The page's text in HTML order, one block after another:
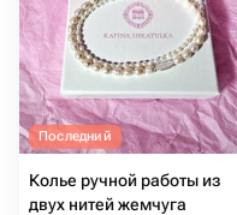
Последний
Колье ручной работы из
двух нитей жемчуга